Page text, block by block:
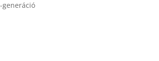
generáció